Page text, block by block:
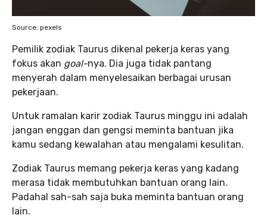
Source: pexels
Pemilik zodiak Taurus dikenal pekerja keras yang
fokus akan goal-nya. Dia juga tidak pantang
menyerah dalam menyelesaikan berbagai urusan
pekerjaan.
Untuk ramalan karir zodiak Taurus minggu ini adalah
jangan enggan dan gengsi meminta bantuan jika
kamu sedang kewalahan atau mengalami kesulitan.
Zodiak Taurus memang pekerja keras yang kadang
merasa tidak membutuhkan bantuan orang lain.
Padahal sah-sah saja buka meminta bantuan orang
lain.